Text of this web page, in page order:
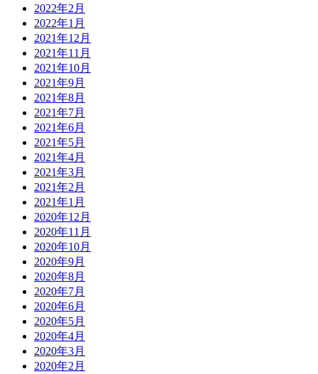
2022年2月
2022年1月
2021年12月
2021年11月
2021年10月
2021年9月
2021年8月
2021年7月
2021年6月
2021年5月
2021年4月
2021年3月
2021年2月
2021年1月
2020年12月
2020年11月
2020年10月
2020年9月
2020年8月
2020年7月
2020年6月
2020年5月
2020年4月
2020年3月
2020年2月